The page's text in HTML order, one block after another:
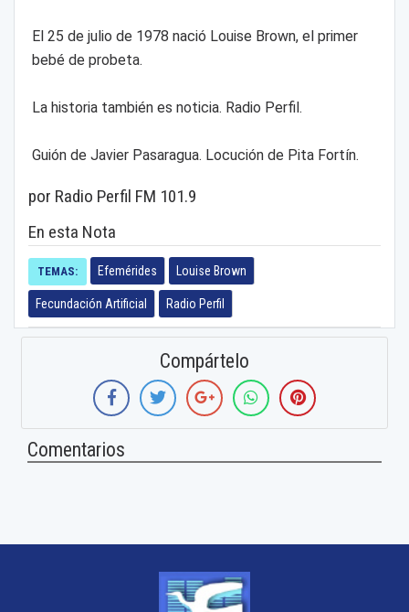
El 25 de julio de 1978 nació Louise Brown, el primer
bebé de probeta.
La historia también es noticia. Radio Perfil.
Guión de Javier Pasaragua. Locución de Pita Fortín.
por Radio Perfil FM 101.9
En esta Nota
TEMAS: Efemérides Louise Brown
Fecundación Artificial Radio Perfil
Compártelo
Comentarios